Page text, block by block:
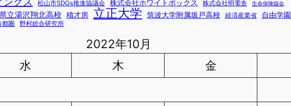
松山市SDGs推進協議会 株式会社ホワイトボックス 株式会社明電舎 生命保険協会
立湯沢翔北高校 積才房 立正大学 筑波大学附属坂戸高校 経済産業省 自由学園
圏 野村総合研究所
2022年10月
水 木 金